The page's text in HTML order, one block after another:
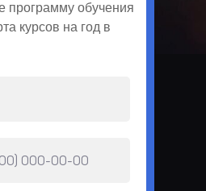
программу обучения
курсов на год в